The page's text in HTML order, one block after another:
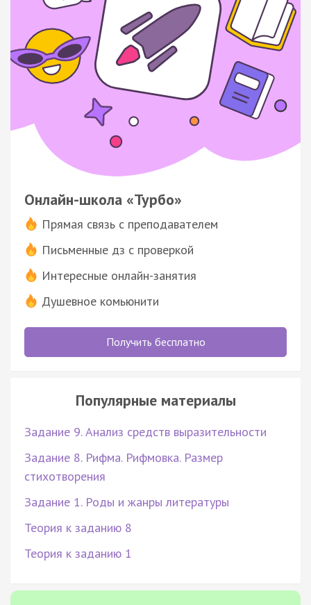
Онлайн-школа «Турбо»
Прямая связь с преподавателем
Письменные дз с проверкой
Интересные онлайн-занятия
Душевное комьюнити
Получить бесплатно
Популярные материалы
Задание 9. Анализ средств выразительности
Задание 8. Рифма. Рифмовка. Размер
стихотворения
Задание 1. Роды и жанры литературы
Теория к заданию 8
Теория к заданию 1